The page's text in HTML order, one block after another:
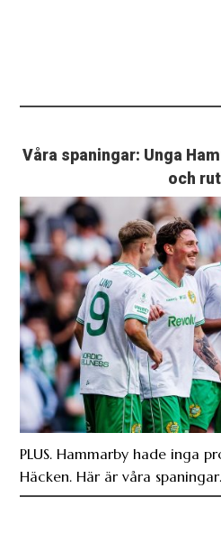
Våra spaningar: Unga
och
PLUS. Hammarby hade inga
Häcken. Här är våra spaningar.